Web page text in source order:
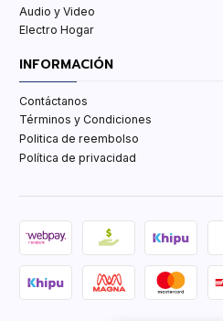
Audio y Video
Electro Hogar
INFORMACIÓN
Contáctanos
Términos y Condiciones
Politica de reembolso
Política de privacidad